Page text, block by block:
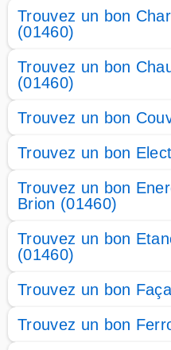
Trouvez un bon
(01460)
Trouvez un bon
(01460)
Trouvez un bon
Trouvez un bon
Trouvez un bon
Brion (01460)
Trouvez un bon
(01460)
Trouvez un bon
Trouvez un bon